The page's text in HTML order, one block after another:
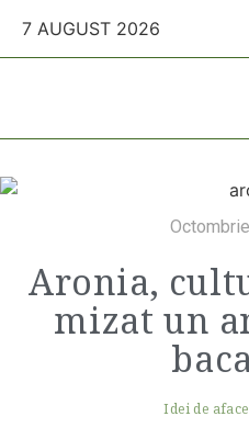
7 AUGUST 2026
Aronia,
mizat un
Idei de